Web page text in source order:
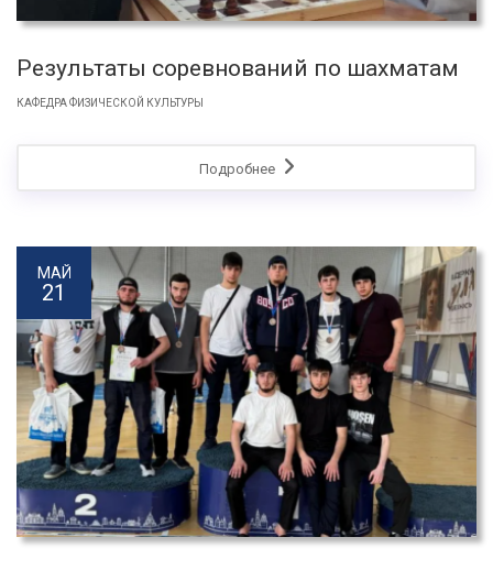
Результаты соревнований по шахматам
КАФЕДРА ФИЗИЧЕСКОЙ КУЛЬТУРЫ
Подробнее
МАЙ
21